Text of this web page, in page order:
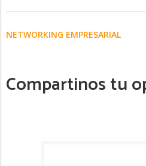
NETWORKING EMPRESARIAL
Compartinos tu